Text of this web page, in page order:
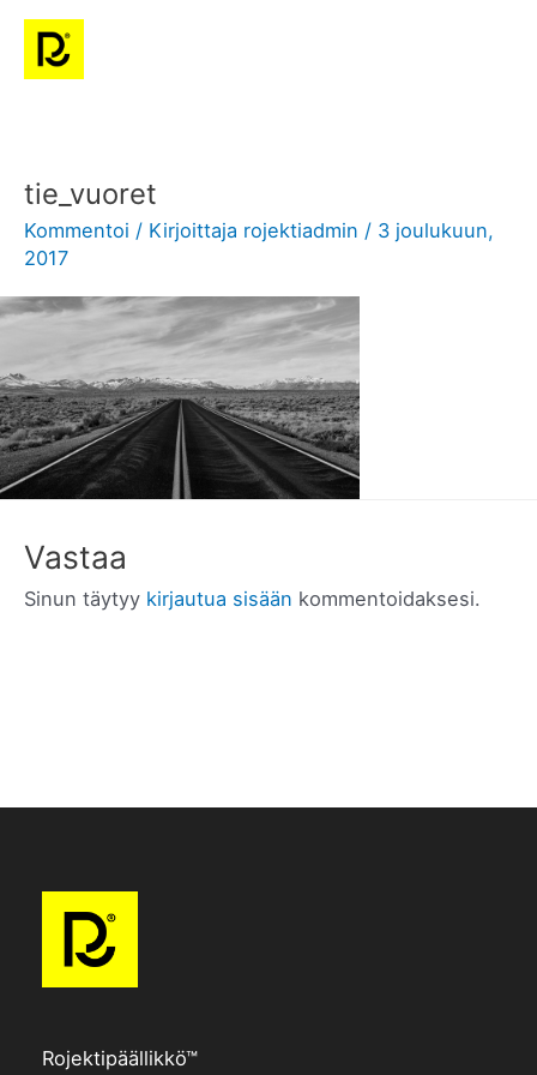
Siirry
sisältöön
tie_vuoret
Kommentoi / Kirjoittaja rojektiadmin / 3 joulukuun,
2017
Vastaa
Sinun täytyy kirjautua sisään kommentoidaksesi.
Rojektipäällikkö™